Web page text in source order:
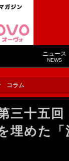
ニュース
NEWS
コラム
三十五
埋めた